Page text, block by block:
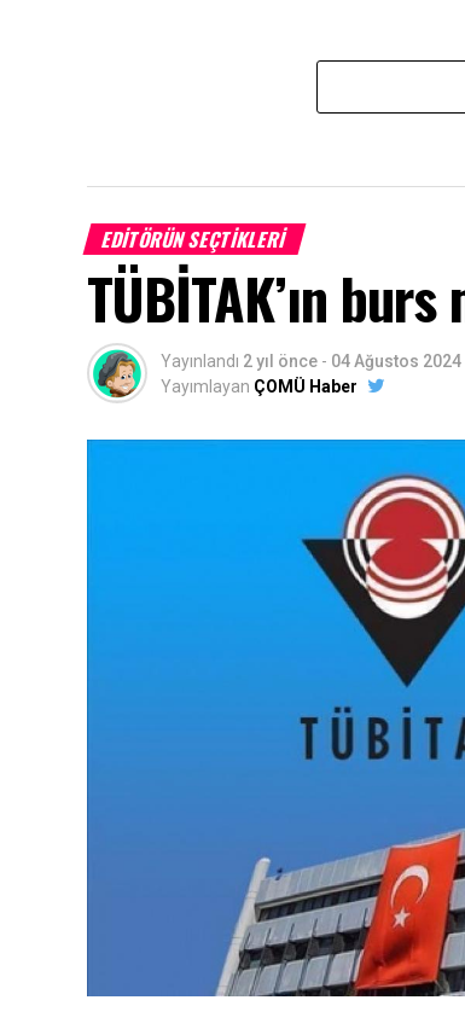
EDITÖRÜN SEÇTIKLERI
TÜBİTAK’ın
Yayınlandı 2 yıl önce - 04 Ağustos 2024
Yayımlayan ÇOMÜ Haber